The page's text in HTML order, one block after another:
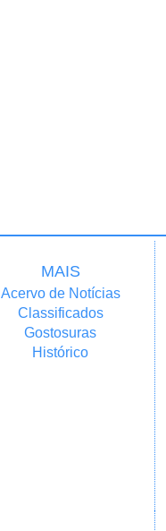
MAIS
Acervo de Notícias
Classificados
Gostosuras
Histórico